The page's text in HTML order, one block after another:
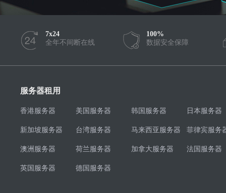
7x24
全年不间断在线
100%
数据安全保障
服务器租用
香港服务器 美国服务器 韩国服务器 日本服务器
新加坡服务器 台湾服务器 马来西亚服务器 菲律宾服务
澳洲服务器 荷兰服务器 加拿大服务器 法国服务器
英国服务器 德国服务器